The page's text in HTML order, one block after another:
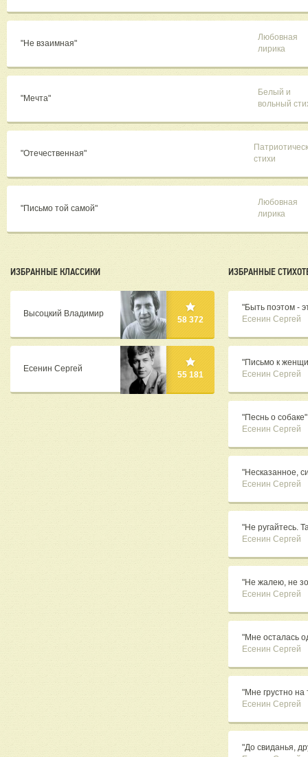
"Не взаимная"
Любовная
лирика
"Мечта"
Белый и
вольный
"Отечественная"
стихи
"Письмо той самой"
Любовная
лирика
ИЗБРАННЫЕ КЛАССИКИ
Высоцкий Владимир
58 372
Есенин Сергей
55 181
ИЗБРАННЫЕ
"Быть поэтом -
Есенин Сергей
"Письмо к
Есенин Сергей
"Песнь о собаке"
Есенин Сергей
"Несказанное,
Есенин Сергей
"Не ругайтесь.
Есенин Сергей
"Не жалею, не
Есенин Сергей
"Мне осталась
Есенин Сергей
"Мне грустно на
Есенин Сергей
"До свиданья,